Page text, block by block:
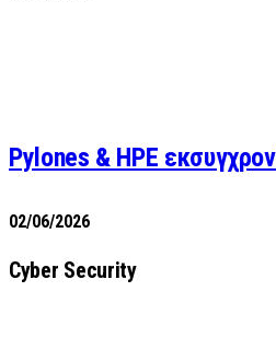
Pylones & HPE
02/06/2026
Cyber Security